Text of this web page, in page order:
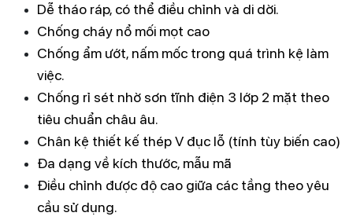
Dễ tháo ráp, có thể điều chỉnh và di dời.
Chống cháy nổ mối mọt cao
Chống ẩm ướt, nấm mốc trong quá trình kệ làm
việc.
Chống rỉ sét nhờ sơn tĩnh điện 3 lớp 2 mặt theo
tiêu chuẩn châu âu.
Chân kệ thiết kế thép V đục lỗ (tính tùy biến cao)
Đa dạng về kích thước, mẫu mã
Điều chỉnh được độ cao giữa các tầng theo yêu
cầu sử dụng.